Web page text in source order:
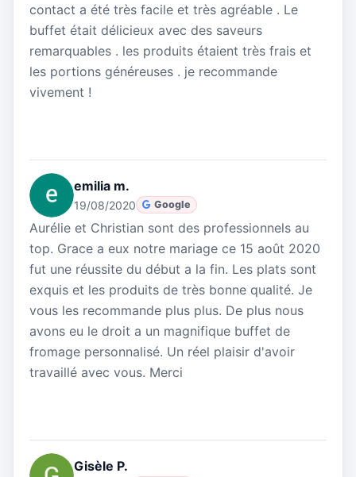
contact a été très facile et très agréable . Le
buffet était délicieux avec des saveurs
remarquables . les produits étaient très frais et
les portions généreuses . je recommande
vivement !
emilia m.
19/08/2020 Google
Aurélie et Christian sont des professionnels au
top. Grace a eux notre mariage ce 15 août 2020
fut une réussite du début a la fin. Les plats sont
exquis et les produits de très bonne qualité. Je
vous les recommande plus plus. De plus nous
avons eu le droit a un magnifique buffet de
fromage personnalisé. Un réel plaisir d'avoir
travaillé avec vous. Merci
Gisèle P.